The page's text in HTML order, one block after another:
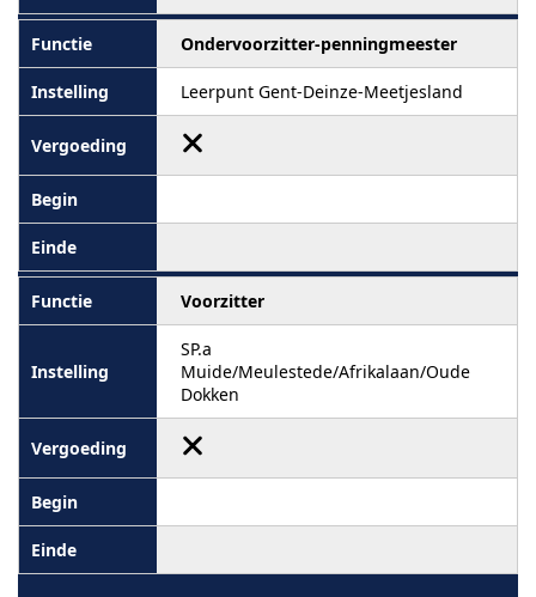
Ondervoorzitter-penningmeester
Leerpunt Gent-Deinze-Meetjesland
Voorzitter
SP.a
Muide/Meulestede/Afrikalaan/Oude
Dokken